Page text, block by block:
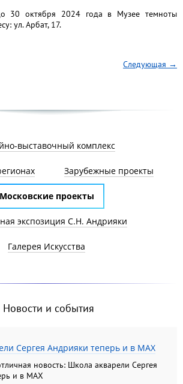
30 октября 2024 года в Музее темноты
ул. Арбат, 17.
Следующая →
выставочный комплекс
Зарубежные проекты
Московские проекты
экспозиция С.Н. Андрияки
Галерея Искусства
Новости и события
Сергея Андрияки теперь и в MAX
новость: Школа акварели Сергея
и в MAX